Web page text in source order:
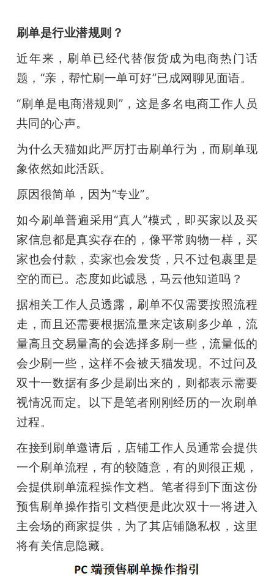
刷单是行业潜规则？
近年来，刷单已经代替假货成为电商热门话
题，“亲，帮忙刷一单可好”已成网聊见面语。
“刷单是电商潜规则”，这是多名电商工作人员
共同的心声。
为什么天猫如此严厉打击刷单行为，而刷单现
象依然如此活跃。
原因很简单，因为“专业”。
如今刷单普遍采用“真人”模式，即买家以及买
家信息都是真实存在的，像平常购物一样，买
家也会付款，卖家也会发货，只不过包裹里是
空的而已。态度如此诚恳，马云他知道吗？
据相关工作人员透露，刷单不仅需要按照流程
走，而且还需要根据流量来定该刷多少单，流
量高且交易量高的会选择多刷一些，流量低的
会少刷一些，这样不会被天猫发现。不过问及
双十一数据有多少是刷出来的，则都表示需要
视情况而定。以下是笔者刚刚经历的一次刷单
过程。
在接到刷单邀请后，店铺工作人员通常会提供
一个刷单流程，有的较随意，有的则很正规，
会提供刷单流程操作文档。笔者得到下面这份
预售刷单操作指引文档便是此次双十一将进入
主会场的商家提供，为了其店铺隐私权，这里
将有关信息隐藏。